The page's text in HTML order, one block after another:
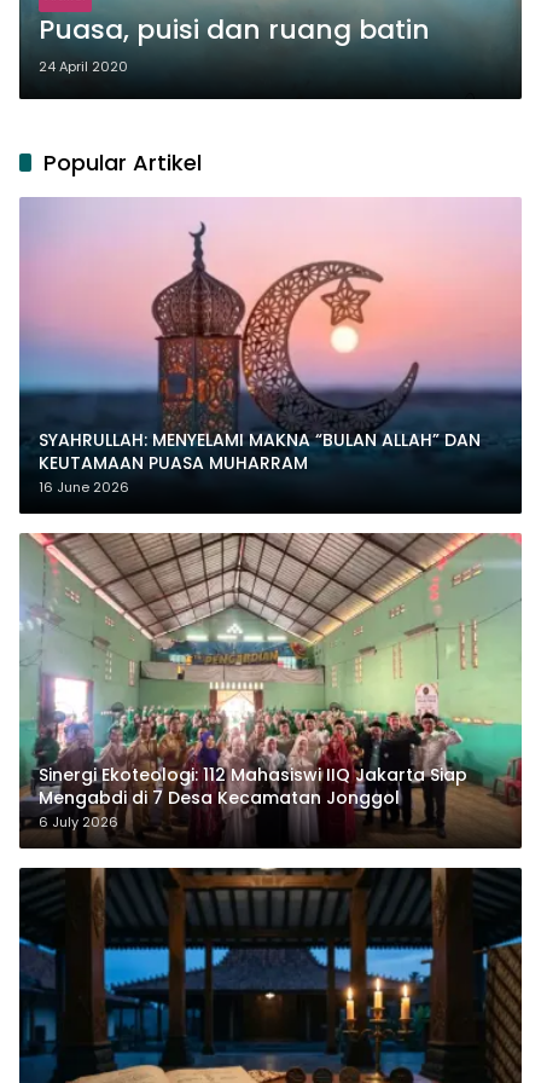
Puasa, puisi dan ruang batin
24 April 2020
Popular Artikel
SYAHRULLAH: MENYELAMI MAKNA “BULAN ALLAH” DAN
KEUTAMAAN PUASA MUHARRAM
16 June 2026
‎Sinergi Ekoteologi: 112 Mahasiswi IIQ Jakarta Siap
Mengabdi di 7 Desa Kecamatan Jonggol
6 July 2026